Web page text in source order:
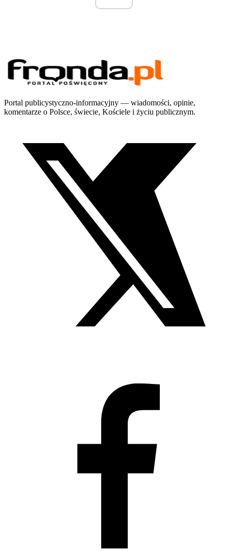
Portal publicystyczno-informacyjny — wiadomości, opinie,
komentarze o Polsce, świecie, Kościele i życiu publicznym.